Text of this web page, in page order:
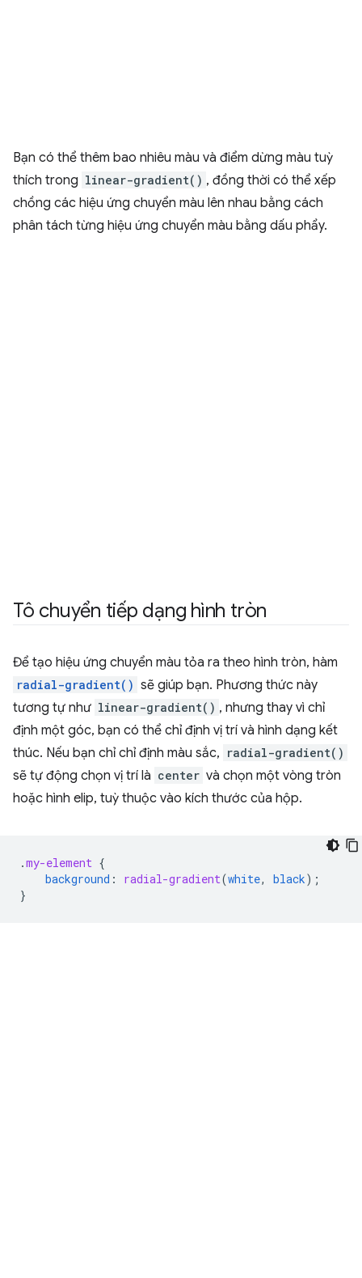
Bạn có thể thêm bao nhiêu màu và điểm dừng màu tuỳ
thích trong linear-gradient() , đồng thời có thể xếp
chồng các hiệu ứng chuyển màu lên nhau bằng cách
phân tách từng hiệu ứng chuyển màu bằng dấu phẩy.
Tô chuyển tiếp dạng hình tròn
Để tạo hiệu ứng chuyển màu tỏa ra theo hình tròn, hàm
radial-gradient() sẽ giúp bạn. Phương thức này
tương tự như linear-gradient() , nhưng thay vì chỉ
định một góc, bạn có thể chỉ định vị trí và hình dạng kết
thúc. Nếu bạn chỉ chỉ định màu sắc, radial-gradient()
sẽ tự động chọn vị trí là center và chọn một vòng tròn
hoặc hình elip, tuỳ thuộc vào kích thước của hộp.
.my-element {
background : radial-gradient(white, black);
}